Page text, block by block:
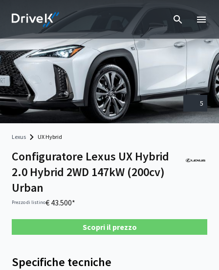
5
Lexus UX Hybrid
Configuratore Lexus UX Hybrid
2.0 Hybrid 2WD 147kW (200cv)
Urban
Prezzo di listino€ 43.500*
Scopri il prezzo
Specifiche tecniche